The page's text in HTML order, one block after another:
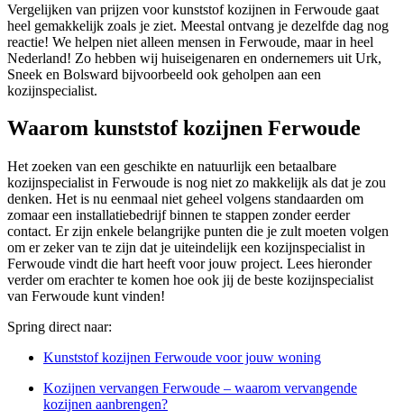
Vergelijken van prijzen voor kunststof kozijnen in Ferwoude gaat
heel gemakkelijk zoals je ziet. Meestal ontvang je dezelfde dag nog
reactie! We helpen niet alleen mensen in Ferwoude, maar in heel
Nederland! Zo hebben wij huiseigenaren en ondernemers uit Urk,
Sneek en Bolsward bijvoorbeeld ook geholpen aan een
kozijnspecialist.
Waarom kunststof kozijnen Ferwoude
Het zoeken van een geschikte en natuurlijk een betaalbare
kozijnspecialist in Ferwoude is nog niet zo makkelijk als dat je zou
denken. Het is nu eenmaal niet geheel volgens standaarden om
zomaar een installatiebedrijf binnen te stappen zonder eerder
contact. Er zijn enkele belangrijke punten die je zult moeten volgen
om er zeker van te zijn dat je uiteindelijk een kozijnspecialist in
Ferwoude vindt die hart heeft voor jouw project. Lees hieronder
verder om erachter te komen hoe ook jij de beste kozijnspecialist
van Ferwoude kunt vinden!
Spring direct naar:
Kunststof kozijnen Ferwoude voor jouw woning
Kozijnen vervangen Ferwoude – waarom vervangende
kozijnen aanbrengen?